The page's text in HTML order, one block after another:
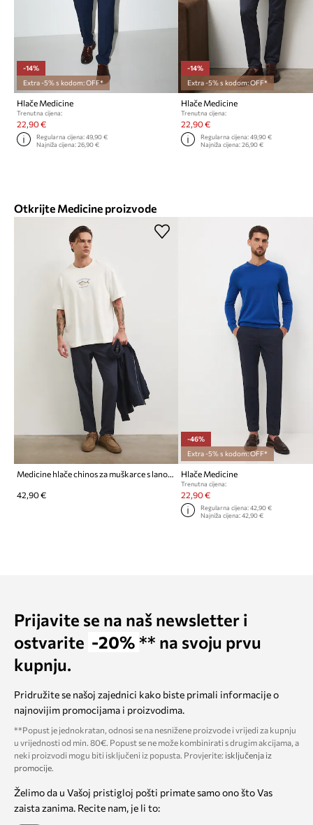
-14%
Extra -5% s kodom: OFF*
Hlače Medicine
Trenutna cijena:
22,90 €
Regularna cijena:49,90 €
Najniža cijena:26,90 €
-14%
Extra -5% s kodom: OFF*
Hlače Medicine
Trenutna cijena:
22,90 €
Regularna cijena: 49,90 €
Najniža cijena: 26,90 €
Otkrijte Medicine proizvode
Medicine hlače chinos za muškarce s lanom
42,90 €
-46%
Extra -5% s kodom: OFF*
Hlače Medicine
Trenutna cijena:
22,90 €
Regularna cijena: 42,90 €
Najniža cijena: 42,90 €
Prijavite se na naš newsletter i
ostvarite -20% ** na svoju prvu
kupnju.
Pridružite se našoj zajednici kako biste primali informacije o
najnovijim promocijama i proizvodima.
**Popust je jednokratan, odnosi se na nesnižene proizvode i vrijedi za kupnju
u vrijednosti od min. 80€. Popust se ne može kombinirati s drugim akcijama, a
neki proizvodi mogu biti isključeni iz popusta. Provjerite: isključenja iz
promocije.
Želimo da u Vašoj pristigloj pošti primate samo ono što Vas
zaista zanima. Recite nam, je li to: